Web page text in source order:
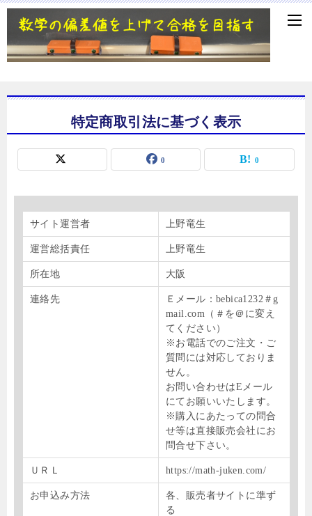
特定商取引法に基づく表示
0 0
サイト運営者 上野竜生
運営総括責任 上野竜生
所在地 大阪
連絡先
Ｅメール：bebica1232＃g
mail.com（＃を＠に変え
てください）
※お電話でのご注文・ご
質問には対応しておりま
せん。
お問い合わせはEメール
にてお願いいたします。
※購入にあたっての問合
せ等は直接販売会社にお
問合せ下さい。
ＵＲＬ https://math-juken.com/
お申込み方法
各、販売者サイトに準ず
る